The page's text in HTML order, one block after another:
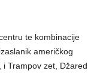
te kombinacije
američkog
i Trampov zet, Džared